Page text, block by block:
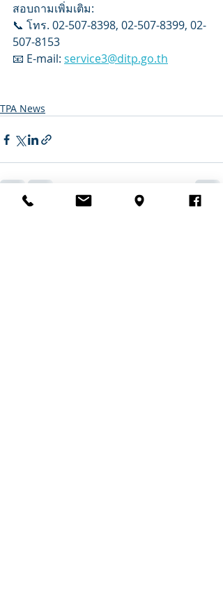
สอบถามเพิ่มเติม:
📞 โทร. 02-507-8398, 02-507-8399, 02-
507-8153
📧 E-mail: service3@ditp.go.th
TPA News